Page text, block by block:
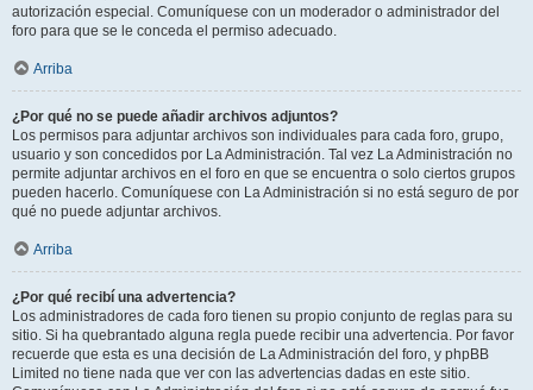
autorización especial. Comuníquese con un moderador o administrador del
foro para que se le conceda el permiso adecuado.
Arriba
¿Por qué no se puede añadir archivos adjuntos?
Los permisos para adjuntar archivos son individuales para cada foro, grupo,
usuario y son concedidos por La Administración. Tal vez La Administración no
permite adjuntar archivos en el foro en que se encuentra o solo ciertos grupos
pueden hacerlo. Comuníquese con La Administración si no está seguro de por
qué no puede adjuntar archivos.
Arriba
¿Por qué recibí una advertencia?
Los administradores de cada foro tienen su propio conjunto de reglas para su
sitio. Si ha quebrantado alguna regla puede recibir una advertencia. Por favor
recuerde que esta es una decisión de La Administración del foro, y phpBB
Limited no tiene nada que ver con las advertencias dadas en este sitio.